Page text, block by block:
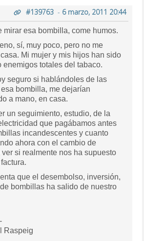
#139763- 6 marzo, 2011 20:44
mirar esa bombilla, come humos.
sí, muy poco, pero no me
Mi mujer y mis hijos han sido
enemigos totales del tabaco.
seguro si hablándoles de las
bombilla, me dejarían
un liado a mano, en casa.
un seguimiento, estudio, de la
que pagábamos antes
incandescentes y cuanto
ahora con el cambio de
si realmente nos ha supuesto
que el desembolso, inversión,
Raspeig